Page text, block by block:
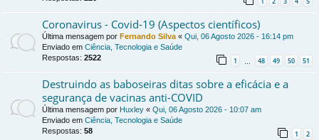
Coronavirus - Covid-19 (Aspectos científicos)
Última mensagem por Fernando Silva « Qui, 06 Agosto 2026 - 16:14 pm
Enviado em Ciência, Tecnologia e Saúde
Respostas: 2522 1 … 48 49 50 51
Destruindo as baboseiras ditas sobre a eficácia e a
segurança de vacinas anti-COVID
Última mensagem por Huxley « Qui, 06 Agosto 2026 - 10:07 am
Enviado em Ciência, Tecnologia e Saúde
Respostas: 58 1 2